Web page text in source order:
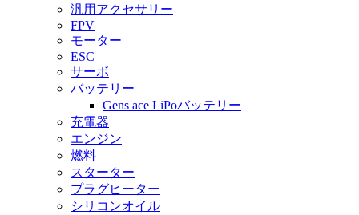
汎用アクセサリー
FPV
モーター
ESC
サーボ
バッテリー
Gens ace LiPoバッテリー
充電器
エンジン
燃料
スターター
プラグヒーター
シリコンオイル